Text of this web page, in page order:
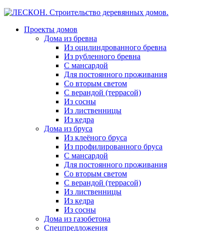
Проекты домов
Дома из бревна
Из оцилиндрованного бревна
Из рубленного бревна
С мансардой
Для постоянного проживания
Со вторым светом
С верандой (террасой)
Из сосны
Из лиственницы
Из кедра
Дома из бруса
Из клеёного бруса
Из профилированного бруса
С мансардой
Для постоянного проживания
Со вторым светом
С верандой (террасой)
Из лиственницы
Из кедра
Из сосны
Дома из газобетона
Спецпредложения